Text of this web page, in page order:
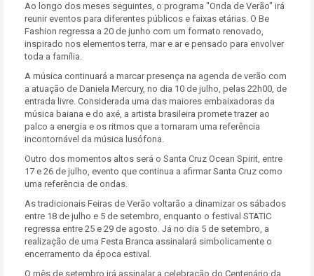
Ao longo dos meses seguintes, o programa "Onda de Verão" irá
reunir eventos para diferentes públicos e faixas etárias. O Be
Fashion regressa a 20 de junho com um formato renovado,
inspirado nos elementos terra, mar e ar e pensado para envolver
toda a família.
A música continuará a marcar presença na agenda de verão com
a atuação de Daniela Mercury, no dia 10 de julho, pelas 22h00, de
entrada livre. Considerada uma das maiores embaixadoras da
música baiana e do axé, a artista brasileira promete trazer ao
palco a energia e os ritmos que a tornaram uma referência
incontornável da música lusófona.
Outro dos momentos altos será o Santa Cruz Ocean Spirit, entre
17 e 26 de julho, evento que continua a afirmar Santa Cruz como
uma referência de ondas.
As tradicionais Feiras de Verão voltarão a dinamizar os sábados
entre 18 de julho e 5 de setembro, enquanto o festival STATIC
regressa entre 25 e 29 de agosto. Já no dia 5 de setembro, a
realização de uma Festa Branca assinalará simbolicamente o
encerramento da época estival.
O mês de setembro irá assinalar a celebração do Centenário da